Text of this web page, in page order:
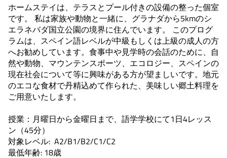
ホームステイは、テラスとプール付きの設備の整った個室
です。 私は家族や動物と一緒に、グラナダから5kmのシ
エラネバダ国立公園の境界に住んでいます。 このプログ
ラムは、スペイン語レベルが中級もしくは上級の成人の方
へお勧めしています。食事中や見学時の会話のために、自
然や動物、マウンテンスポーツ、エコロジー、スペインの
現在社会について等に興味がある方が望ましいです。地元
のエコな食材で丹精込めて作られた、美味しい郷土料理を
ご用意いたします。
授業：月曜日から金曜日まで、語学学校にて1日4レッス
ン（45分）
対象レベル: A2/B1/B2/C1/C2
最低年齢: 18歳